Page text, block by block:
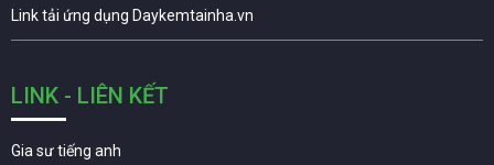
Link tải ứng dụng Daykemtainha.vn
LINK - LIÊN KẾT
Gia sư tiếng anh